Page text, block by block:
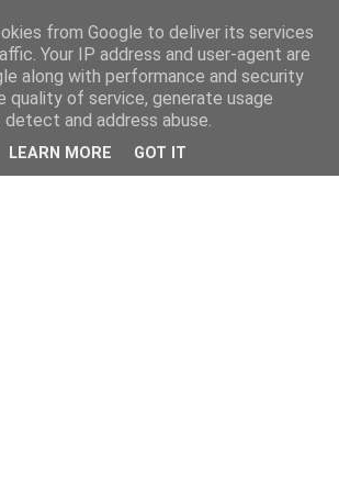
from Google to deliver its services
Your IP address and user-agent are
along with performance and security
quality of service, generate usage
and address abuse.
LEARN MORE GOT IT